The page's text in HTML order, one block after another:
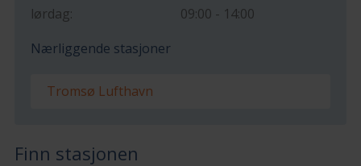
lørdag:
09:00 - 14:00
Nærliggende stasjoner
Tromsø Lufthavn
Finn stasjonen